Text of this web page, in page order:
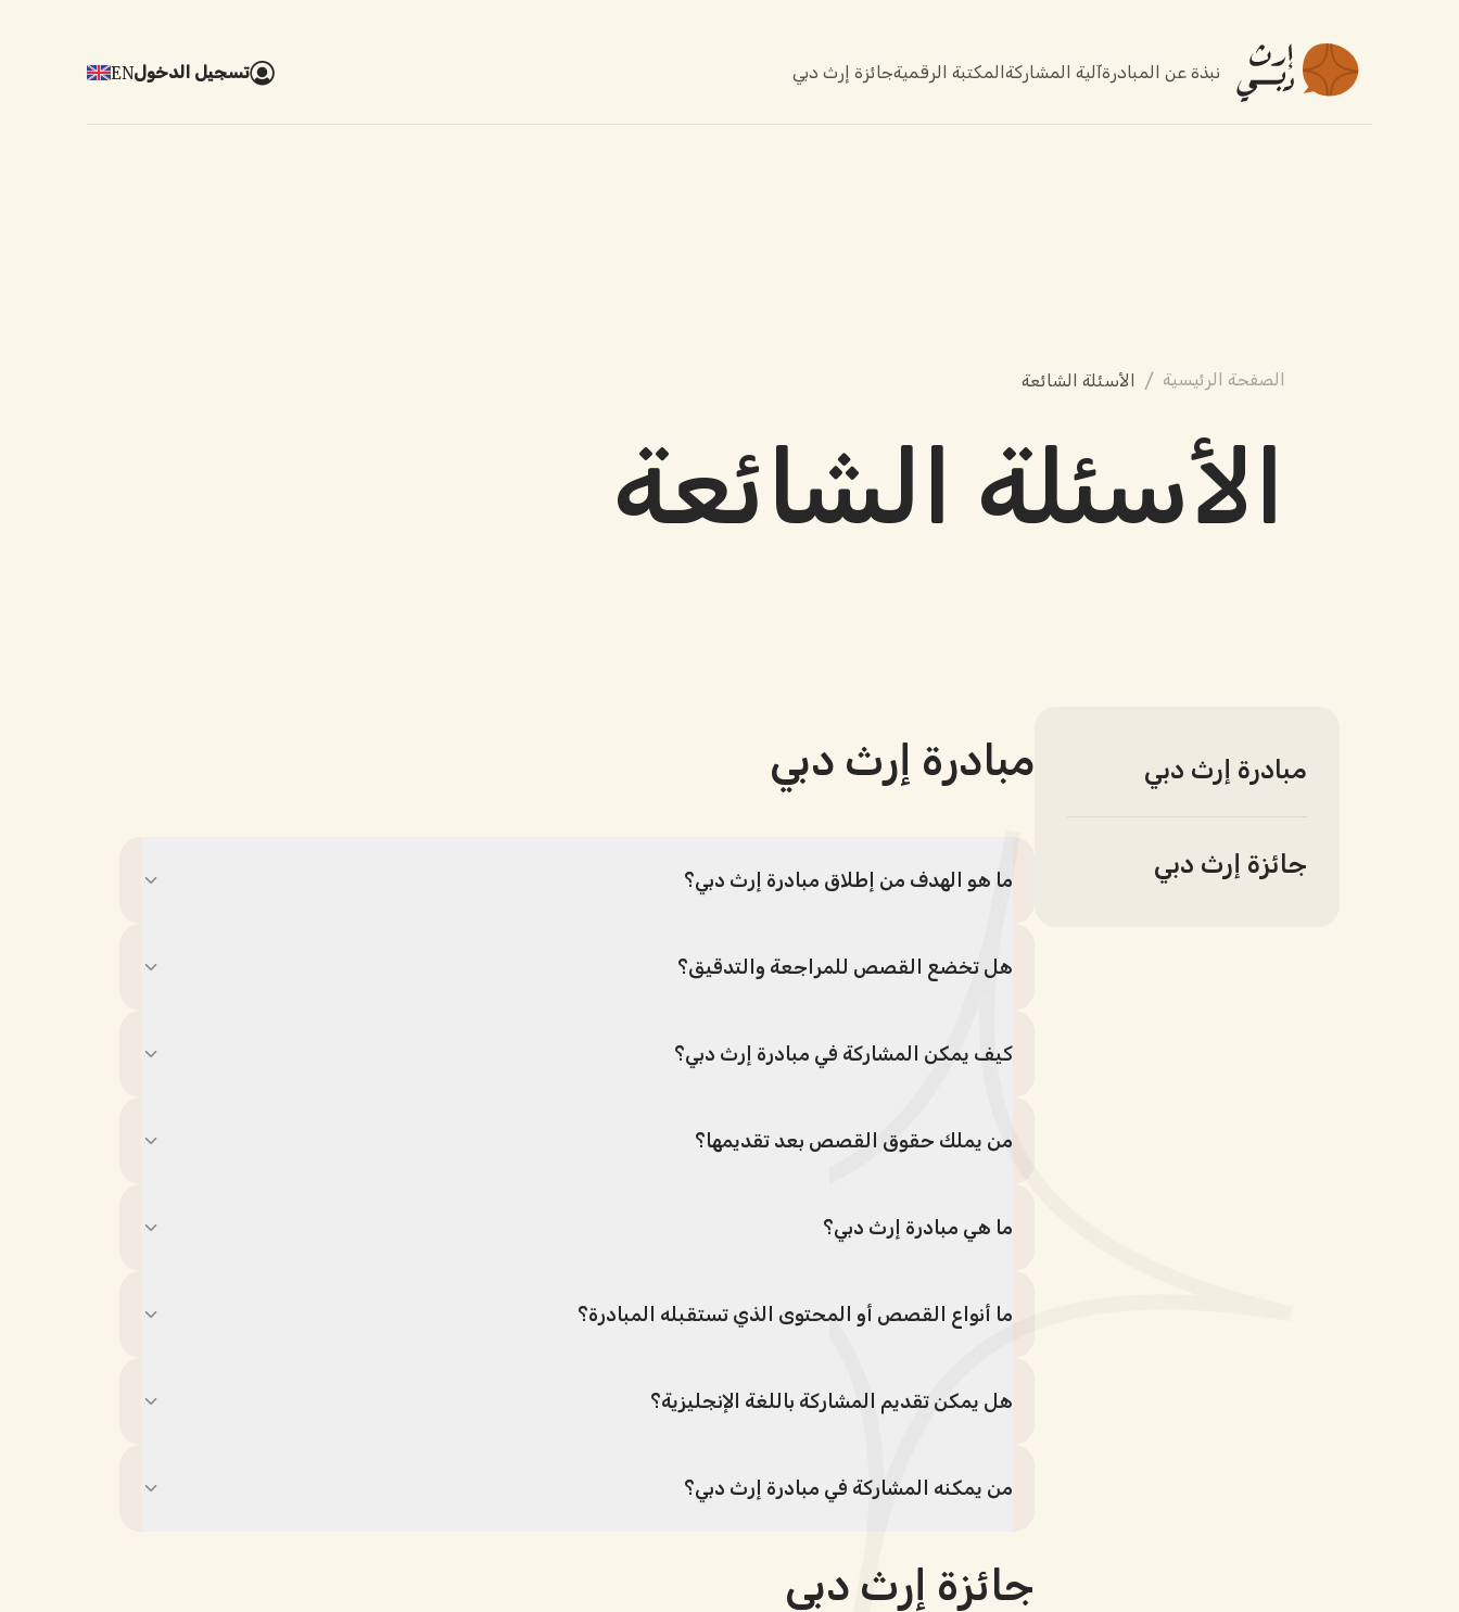
نبذة عن المبادرةآلية المشاركةالمكتبة الرقميةجائزة إرث دبي تسجيل الدخولEN
الصفحة الرئيسية / الأسئلة الشائعة
الأسئلة الشائعة
مبادرة إرث دبي
جائزة إرث دبي
مبادرة إرث دبي
ما هو الهدف من إطلاق مبادرة إرث دبي؟
هل تخضع القصص للمراجعة والتدقيق؟
كيف يمكن المشاركة في مبادرة إرث دبي؟
من يملك حقوق القصص بعد تقديمها؟
ما هي مبادرة إرث دبي؟
ما أنواع القصص أو المحتوى الذي تستقبله المبادرة؟
هل يمكن تقديم المشاركة باللغة الإنجليزية؟
من يمكنه المشاركة في مبادرة إرث دبي؟
جائزة إرث دبي